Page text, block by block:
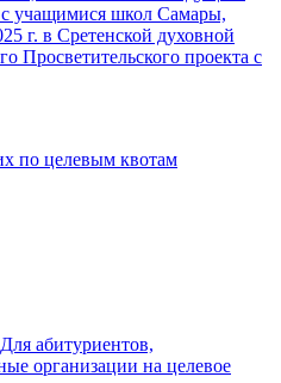
с учащимися школ Самары,
г. в Сретенской духовной
Просветительского проекта с
по целевым квотам
Для абитуриентов,
организации на целевое